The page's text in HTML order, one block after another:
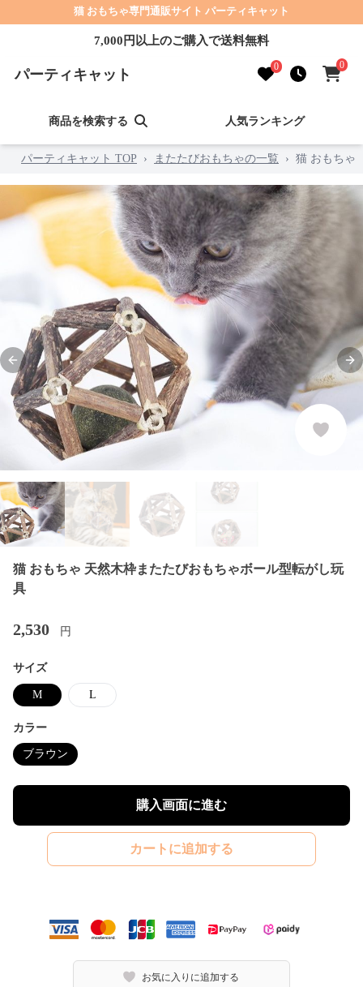
猫 おもちゃ専門通販サイト パーティキャット
7,000円以上のご購入で送料無料
パーティキャット 0 0
商品を検索する 人気ランキング
パーティキャット TOP › またたびおもちゃの一覧 › 猫 おもちゃ
Previous slide
猫 おもちゃ 天然木枠またたびおもちゃボール型転がし玩
具
2,530 円
サイズ
M L
カラー
ブラウン
購入画面に進む
カートに追加する
お気に入りに追加する